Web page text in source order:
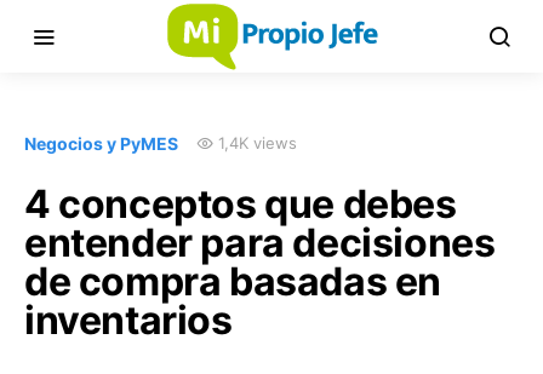
Negocios y PyMES 1,4K views
4 conceptos que debes
entender para decisiones
de compra basadas en
inventarios